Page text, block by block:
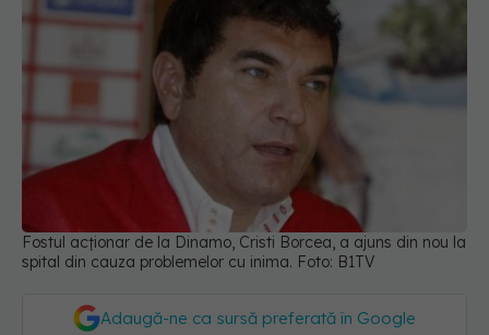
Fostul acționar de la Dinamo, Cristi Borcea, a ajuns din nou la
spital din cauza problemelor cu inima. Foto: B1TV
Adaugă-ne ca sursă preferată în Google